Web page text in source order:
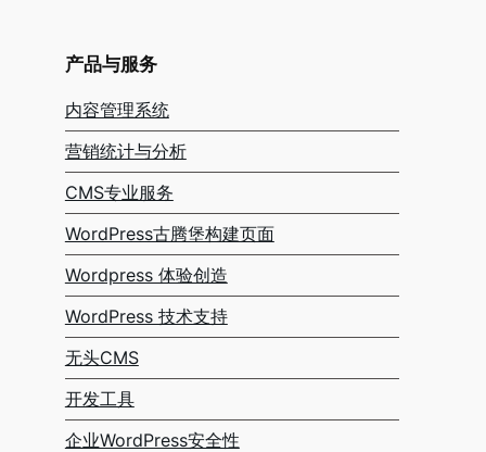
产品与服务
内容管理系统
营销统计与分析
CMS专业服务
WordPress古腾堡构建页面
Wordpress 体验创造
WordPress 技术支持
无头CMS
开发工具
企业WordPress安全性